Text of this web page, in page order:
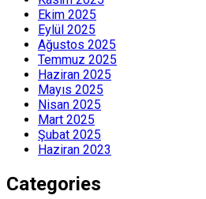
Ekim 2025
Eylül 2025
Ağustos 2025
Temmuz 2025
Haziran 2025
Mayıs 2025
Nisan 2025
Mart 2025
Şubat 2025
Haziran 2023
Categories